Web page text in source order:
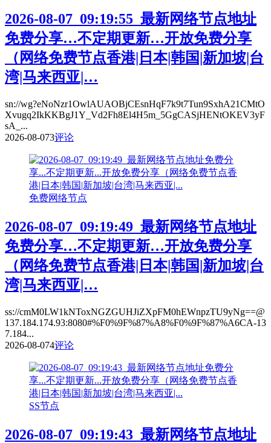
2026-08-07_09:19:55_最新网络节点地址
免费分享…不定期更新…开放免费分享
（网络免费节点香港|日本|韩国|新加坡|台
湾|马来西亚|…
sn://wg?eNoNzr1OwlAUAOBjCEsnHqF7k9t7Tun9SxhA21CMtO
Xvugq2IkKKBgJ1Y_Vd2Fh8El4H5m_5GgCASjHENtOKEV3yF
sA_...
2026-08-073评论
免费网络节点
2026-08-07_09:19:49_最新网络节点地址
免费分享…不定期更新…开放免费分享
（网络免费节点香港|日本|韩国|新加坡|台
湾|马来西亚|…
ss://cmM0LW1kNToxNGZGUHJiZXpFM0hEWnpzTU9yNg==@
137.184.174.93:8080#%F0%9F%87%A8%F0%9F%87%A6CA-13
7.184...
2026-08-074评论
SS节点
2026-08-07_09:19:43_最新网络节点地址